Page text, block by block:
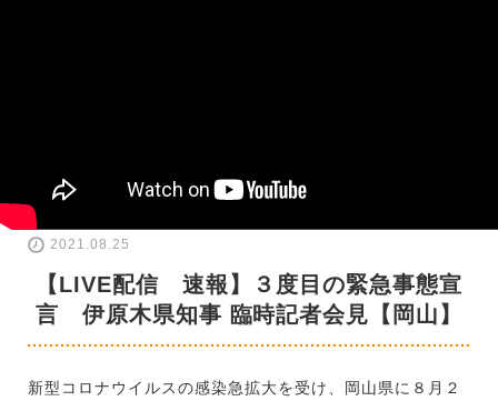
2021.08.25
【LIVE配信 速報】３度目の緊急事態宣
言 伊原木県知事 臨時記者会見【岡山】
新型コロナウイルスの感染急拡大を受け、岡山県に８月２